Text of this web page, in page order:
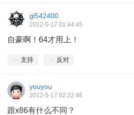
gl542400
2012-5-17 01:44:45
自豪啊！64才用上！
支持 反对
youyou
2012-5-17 02:22:46
跟x86有什么不同？